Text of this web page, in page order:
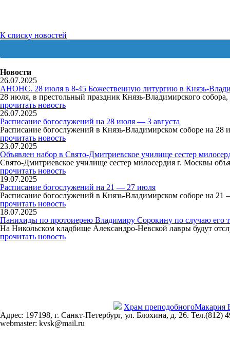
К списку новостей
Новости
26.07.2025
АНОНС. 28 июля в 8-45 Божественную литургию в Князь-
28 июля, в престольный праздник Князь-Владимирского
прочитать новость
26.07.2025
Расписание богослужений на 28 июля — 3 августа
Расписание богослужений в Князь-Владимирском соборе на 28
прочитать новость
23.07.2025
Объявлен набор в Свято-Дмитриевское училище сестер
Свято-Дмитриевское училище сестер милосердия г. Москвы
прочитать новость
19.07.2025
Расписание богослужений на 21 — 27 июля
Расписание богослужений в Князь-Владимирском соборе на
прочитать новость
18.07.2025
Панихиды по протоиерею Владимиру Сорокину по случаю его
На Никольском кладбище Александро-Невской лавры будут
прочитать новость
Храм преподобногоМакария
Адрес: 197198, г. Санкт-Петербург, ул. Блохина, д. 26. Тел.(812)
webmaster: kvsk@mail.ru